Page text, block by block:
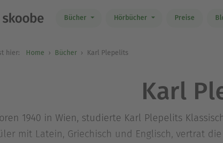
Bücher Hörbücher Preise
hier: Home Bücher Karl Plepelits
Karl
1940 in Wien, studierte Karl Plepelits
mit Latein, Griechisch und Englisch, vertrat